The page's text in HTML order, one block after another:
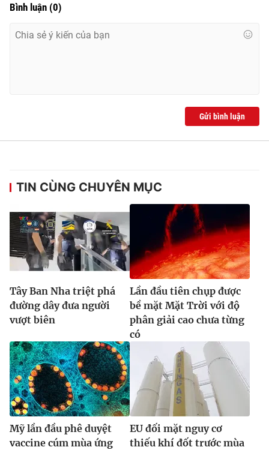
Cơ quan báo chí:Thời báo VTV
024.38 355 931 - 024.38 355 932
Ðiện thoại Thời báo VTV:024.66 897 897
Liên hệ quảng cáo:
024-7300.7108
® Cấm sao chép dưới mọi hình thức nếu không có sự chấp
thuận bằng văn bản. Ghi rõ nguồn VTV.vn khi phát hành lại
thông tin từ website này.
Bình luận (0)
Gửi bình luận
TIN CÙNG CHUYÊN MỤC
Tây Ban Nha triệt phá
đường dây đưa người
vượt biên
Lần đầu tiên chụp được
bề mặt Mặt Trời với độ
phân giải cao chưa từng
có
Mỹ lần đầu phê duyệt
vaccine cúm mùa ứng
EU đối mặt nguy cơ
thiếu khí đốt trước mùa